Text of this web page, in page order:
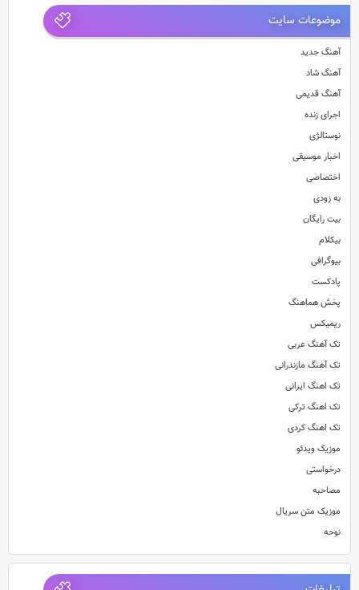
موضوعات سایت
آهنگ جدید
آهنگ شاد
آهنگ قدیمی
اجرای زنده
نوستالژی
اخبار موسیقی
اختصاصی
به زودی
بیت رایگان
بیکلام
بیوگرافی
پادکست
پخش هماهنگ
ریمیکس
تک آهنگ عربی
تک آهنگ مازندرانی
تک اهنگ ایرانی
تک اهنگ ترکی
تک اهنگ کردی
موزیک ویدئو
درخواستی
مصاحبه
موزیک متن سریال
نوحه